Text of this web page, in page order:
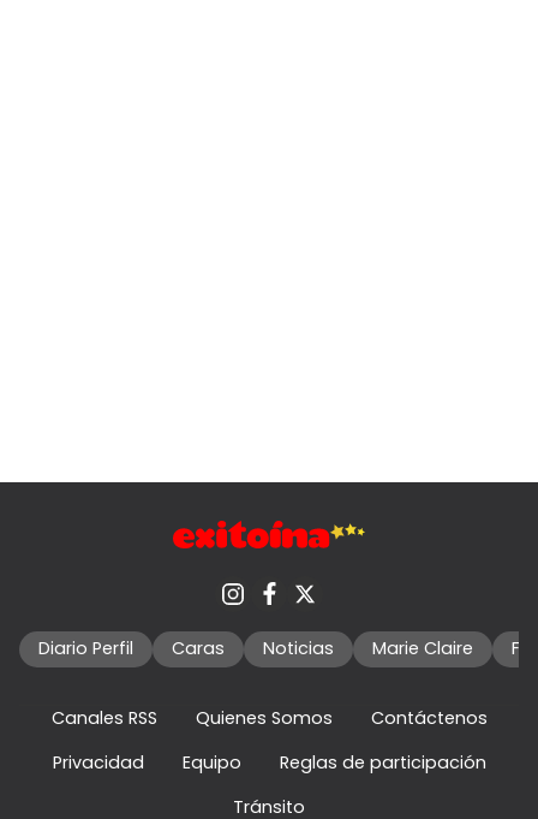
Diario Perfil Caras Noticias Marie Claire
Canales RSS Quienes Somos
Contáctenos
Privacidad
Equipo
Reglas de participación
Tránsito